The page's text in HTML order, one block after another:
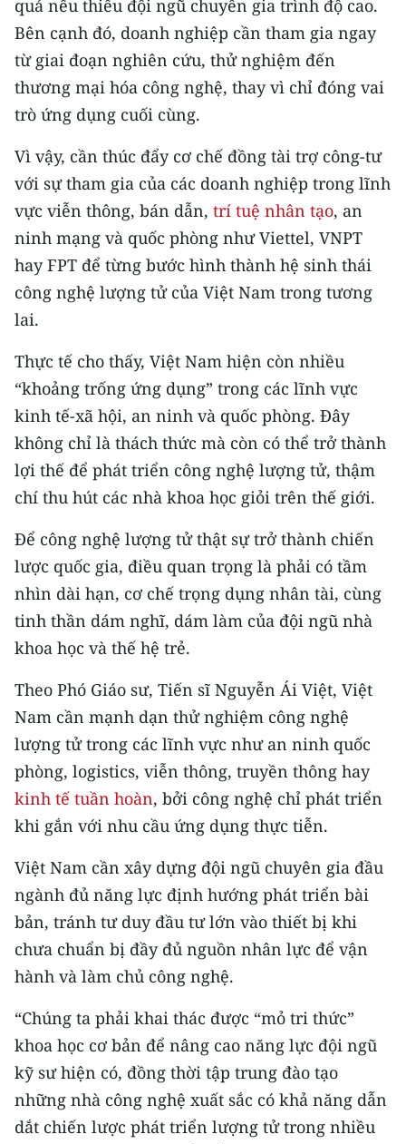
quả nếu thiếu đội ngũ chuyên gia trình độ cao.
Bên cạnh đó, doanh nghiệp cần tham gia ngay
từ giai đoạn nghiên cứu, thử nghiệm đến
thương mại hóa công nghệ, thay vì chỉ đóng vai
trò ứng dụng cuối cùng.
Vì vậy, cần thúc đẩy cơ chế đồng tài trợ công-tư
với sự tham gia của các doanh nghiệp trong lĩnh
vực viễn thông, bán dẫn, trí tuệ nhân tạo, an
ninh mạng và quốc phòng như Viettel, VNPT
hay FPT để từng bước hình thành hệ sinh thái
công nghệ lượng tử của Việt Nam trong tương
lai.
Thực tế cho thấy, Việt Nam hiện còn nhiều
“khoảng trống ứng dụng” trong các lĩnh vực
kinh tế-xã hội, an ninh và quốc phòng. Đây
không chỉ là thách thức mà còn có thể trở thành
lợi thế để phát triển công nghệ lượng tử, thậm
chí thu hút các nhà khoa học giỏi trên thế giới.
Để công nghệ lượng tử thật sự trở thành chiến
lược quốc gia, điều quan trọng là phải có tầm
nhìn dài hạn, cơ chế trọng dụng nhân tài, cùng
tinh thần dám nghĩ, dám làm của đội ngũ nhà
khoa học và thế hệ trẻ.
Theo Phó Giáo sư, Tiến sĩ Nguyễn Ái Việt, Việt
Nam cần mạnh dạn thử nghiệm công nghệ
lượng tử trong các lĩnh vực như an ninh quốc
phòng, logistics, viễn thông, truyền thông hay
kinh tế tuần hoàn, bởi công nghệ chỉ phát triển
khi gắn với nhu cầu ứng dụng thực tiễn.
Việt Nam cần xây dựng đội ngũ chuyên gia đầu
ngành đủ năng lực định hướng phát triển bài
bản, tránh tư duy đầu tư lớn vào thiết bị khi
chưa chuẩn bị đầy đủ nguồn nhân lực để vận
hành và làm chủ công nghệ.
“Chúng ta phải khai thác được “mỏ tri thức”
khoa học cơ bản để nâng cao năng lực đội ngũ
kỹ sư hiện có, đồng thời tập trung đào tạo
những nhà công nghệ xuất sắc có khả năng dẫn
dắt chiến lược phát triển lượng tử trong nhiều